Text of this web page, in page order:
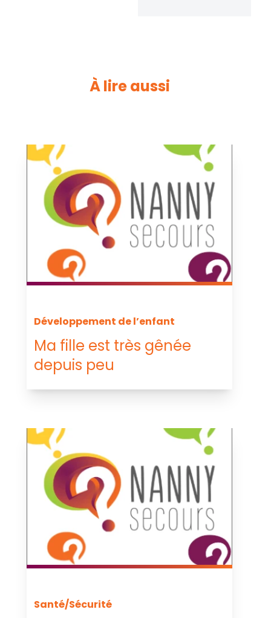
À lire aussi
Développement de l’enfant
Ma fille est très gênée
depuis peu
Santé/Sécurité